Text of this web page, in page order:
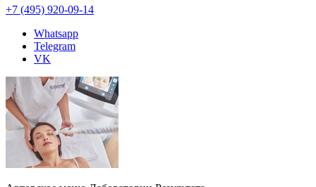
+7 (495) 920-09-14
Whatsapp
Telegram
VK